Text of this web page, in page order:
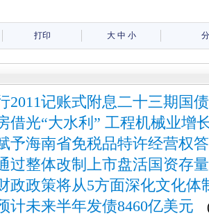
打印 大 中 小
2011记账式附息二十三期国债
借光“大水利” 工程机械业增
予海南省免税品特许经营权
过整体改制上市盘活国资存量
政政策将从5方面深化文化体
计未来半年发债8460亿美元